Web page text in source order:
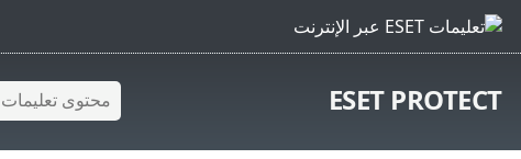
ESET PROTECT